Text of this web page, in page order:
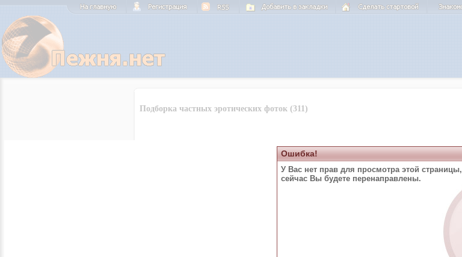
Подборка частных эротических фоток (311)
Ошибка!
У Вас нет прав для просмотра этой страницы,
сейчас Вы будете перенаправлены.